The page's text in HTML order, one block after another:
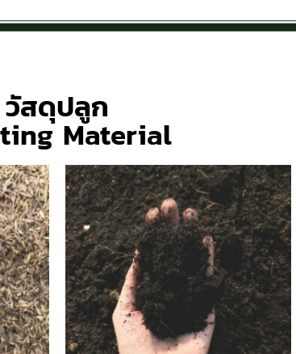
วัสดุปลูก
Material